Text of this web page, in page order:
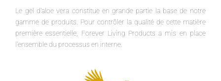
Le gel d'aloe vera constitue en grande partie la base de notre
gamme de produits. Pour contrôler la qualité de cette matière
première essentielle, Forever Living Products a mis en place
l'ensemble du processus en interne.